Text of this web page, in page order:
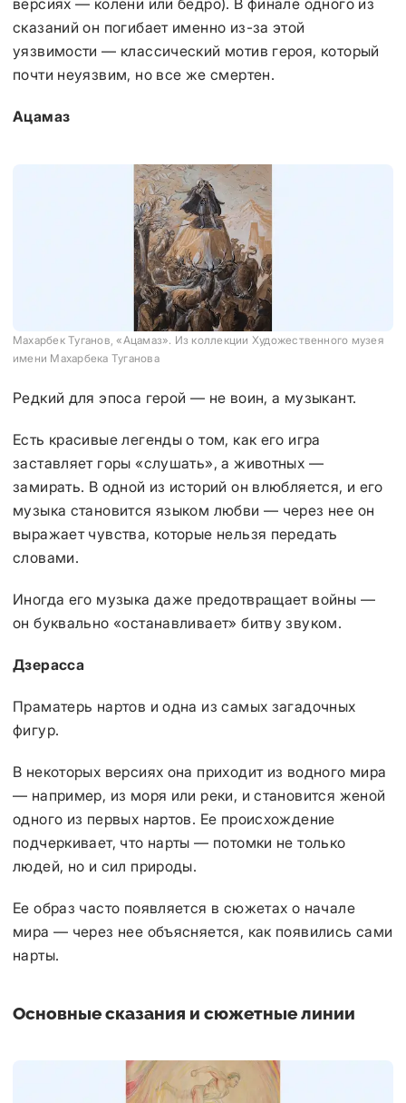
версиях — колени или бедро). В финале одного из
сказаний он погибает именно из-за этой
уязвимости — классический мотив героя, который
почти неуязвим, но все же смертен.
Ацамаз
Махарбек Туганов, «Ацамаз». Из коллекции Художественного музея
имени Махарбека Туганова
Редкий для эпоса герой — не воин, а музыкант.
Есть красивые легенды о том, как его игра
заставляет горы «слушать», а животных —
замирать. В одной из историй он влюбляется, и его
музыка становится языком любви — через нее он
выражает чувства, которые нельзя передать
словами.
Иногда его музыка даже предотвращает войны —
он буквально «останавливает» битву звуком.
Дзерасса
Праматерь нартов и одна из самых загадочных
фигур.
В некоторых версиях она приходит из водного мира
— например, из моря или реки, и становится женой
одного из первых нартов. Ее происхождение
подчеркивает, что нарты — потомки не только
людей, но и сил природы.
Ее образ часто появляется в сюжетах о начале
мира — через нее объясняется, как появились сами
нарты.
Основные сказания и сюжетные линии